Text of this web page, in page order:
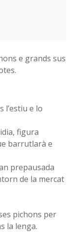
e grands sus
l’estiu e lo
figura
barrutlarà e
prepausada
de la mercat
pichons per
la lenga.